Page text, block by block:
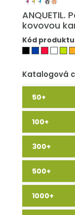
ANQUETIL.
kovovou
Kód
Katalogová